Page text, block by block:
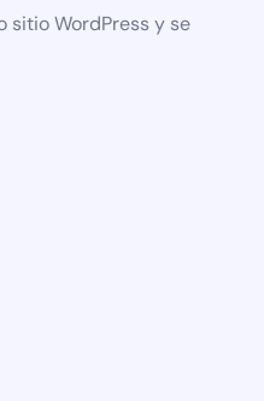
sitio WordPress y se